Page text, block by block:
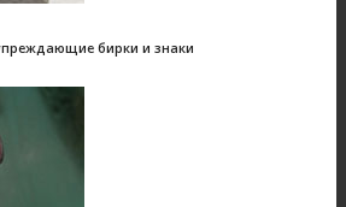
бирки и знаки